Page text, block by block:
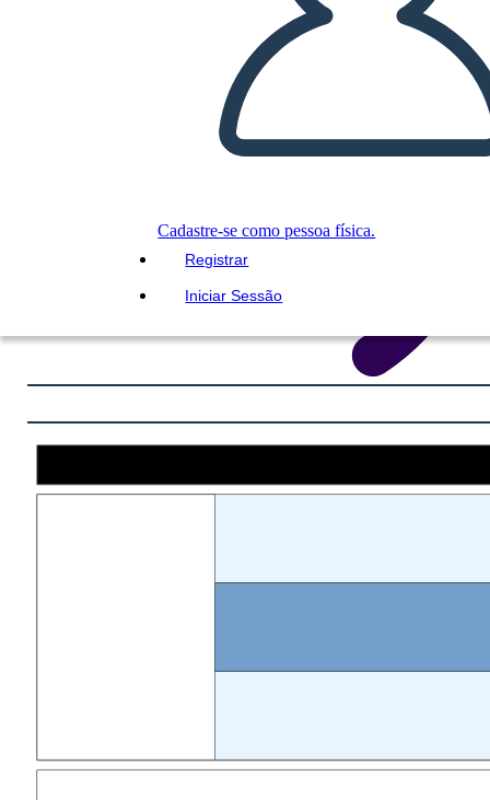
Cadastre-se como pessoa física.
Registrar
Iniciar Sessão